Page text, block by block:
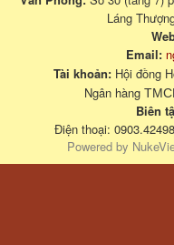
Láng
Email:
Tài khoản: Hội đồng
Ngân hàng
Biên
Điện thoại:
Powered by